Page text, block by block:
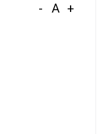
- A +